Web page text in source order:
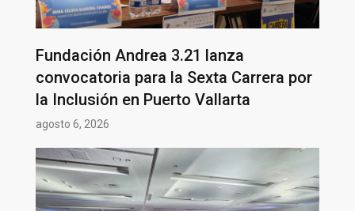
Fundación Andrea 3.21 lanza
convocatoria para la Sexta Carrera por
la Inclusión en Puerto Vallarta
agosto 6, 2026